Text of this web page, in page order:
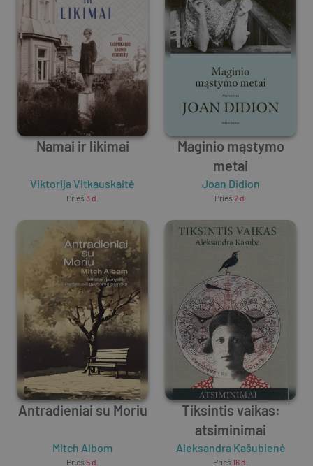
Namai ir likimai
Viktorija Vitkauskaitė
Prieš 3 d.
Maginio mąstymo
metai
Joan Didion
Prieš 2 d.
Antradieniai su Moriu
Mitch Albom
Prieš 5 d.
Tiksintis vaikas:
atsiminimai
Aleksandra Kašubienė
Prieš 16 d.